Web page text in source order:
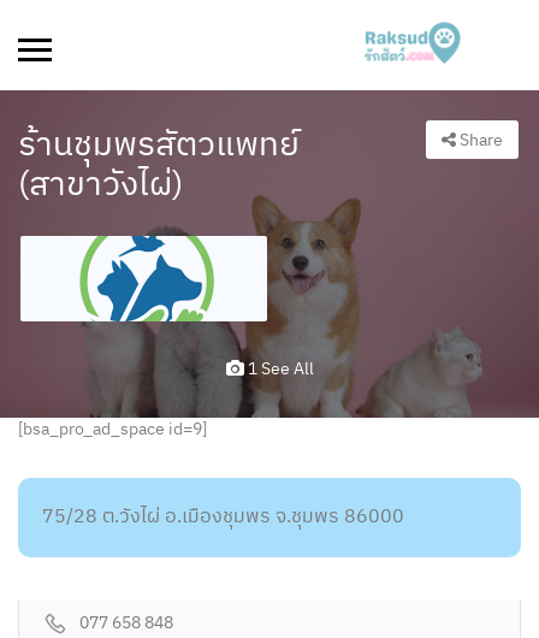
ร้านชุมพรสัตวแพทย์
(สาขาวังไผ่)
Share
1 See All
[bsa_pro_ad_space id=9]
75/28 ต.วังไผ่ อ.เมืองชุมพร จ.ชุมพร 86000
077 658 848